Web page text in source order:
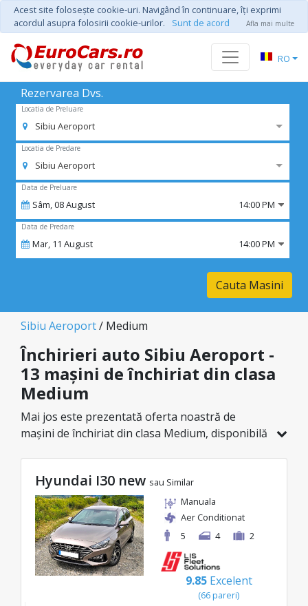
Acest site foloseşte cookie-uri. Navigând în continuare, îţi exprimi
acordul asupra folosirii cookie-urilor.
Sunt de acord Afla mai multe
RO
Rezervarea Dvs.
Locatia de Preluare
Sibiu Aeroport
Locatia de Predare
Sibiu Aeroport
Data de Preluare
Sâm,08August 14:00 PM
Data de Predare
Mar, 11 August 14:00 PM
Cauta Masini
Sibiu Aeroport/ Medium
Închirieri auto Sibiu Aeroport -
13 mașini de închiriat din clasa
Medium
Mai jos este prezentată oferta noastră de
mașini de închiriat din clasa Medium, disponibilă
ideal din categoria selectată, cu prețuri
avantajoase ce pornesc de la doar 29€/zi.
Hyundai I30 new sau Similar
Manuala
Aer Conditionat
5
4 2
9.85 Excelent
(66 pareri)